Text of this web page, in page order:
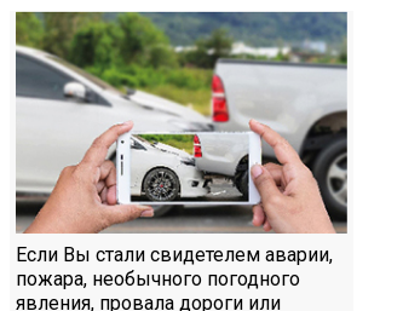
Если Вы стали свидетелем аварии,
пожара, необычного погодного
явления, провала дороги или